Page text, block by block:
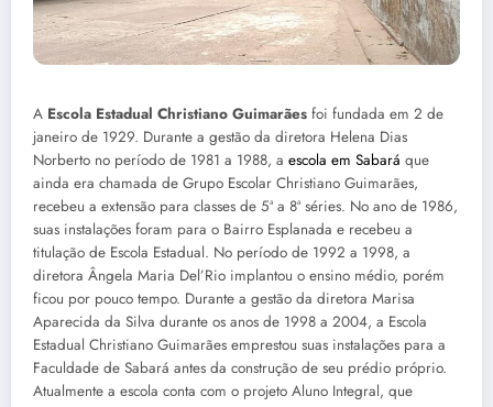
A Escola Estadual Christiano Guimarães foi fundada em 2 de
janeiro de 1929. Durante a gestão da diretora Helena Dias
Norberto no período de 1981 a 1988, a escola em Sabará que
ainda era chamada de Grupo Escolar Christiano Guimarães,
recebeu a extensão para classes de 5ª a 8ª séries. No ano de 1986,
suas instalações foram para o Bairro Esplanada e recebeu a
titulação de Escola Estadual. No período de 1992 a 1998, a
diretora Ângela Maria Del’Rio implantou o ensino médio, porém
ficou por pouco tempo. Durante a gestão da diretora Marisa
Aparecida da Silva durante os anos de 1998 a 2004, a Escola
Estadual Christiano Guimarães emprestou suas instalações para a
Faculdade de Sabará antes da construção de seu prédio próprio.
Atualmente a escola conta com o projeto Aluno Integral, que